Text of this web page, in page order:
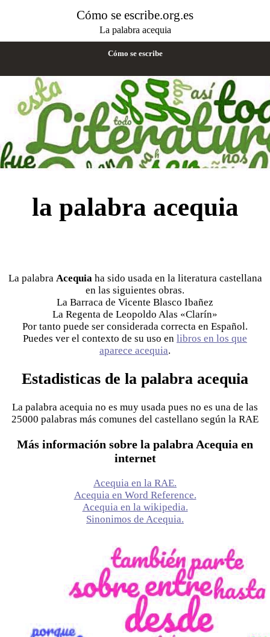
Cómo se escribe.org.es
La palabra acequia
Cómo se escribe
la palabra acequia
La palabra Acequiaha sido usada en la literatura castellana
en las siguientes obras.
La Barraca de Vicente Blasco Ibañez
La Regenta de Leopoldo Alas «Clarín»
Por tanto puede ser considerada correcta en Español.
Puedes ver el contexto de su uso en libros en los que
aparece acequia.
Estadisticas de la palabra acequia
La palabra acequia no es muy usada pues no es una de las
25000 palabras más comunes del castellano según la RAE
Más información sobre la palabra Acequia en
internet
Acequia en la RAE.
Acequia en Word Reference.
Acequia en la wikipedia.
Sinonimos de Acequia.